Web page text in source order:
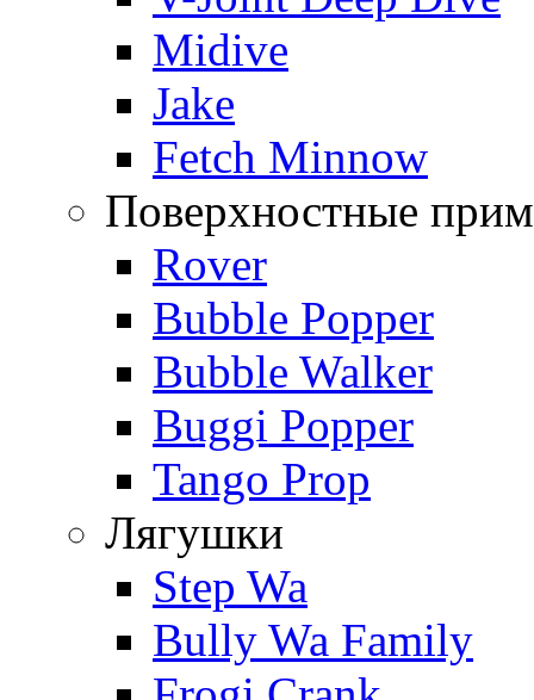
Midive
Jake
Fetch Minnow
Поверхностные
Rover
Bubble Popper
Bubble Walker
Buggi Popper
Tango Prop
Лягушки
Step Wa
Bully Wa Family